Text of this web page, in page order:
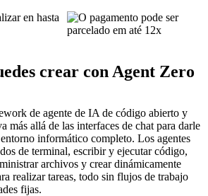
en hasta
crear con Agent Zero
de agente de IA de código abierto y
más allá de las interfaces de chat para darle
informático completo. Los agentes
de terminal, escribir y ejecutar código,
archivos y crear dinámicamente
realizar tareas, todo sin flujos de trabajo
fijas.